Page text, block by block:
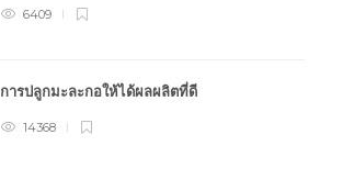
6409
การปลูกมะละกอให้ได้ผลผลิตที่ดี
14368